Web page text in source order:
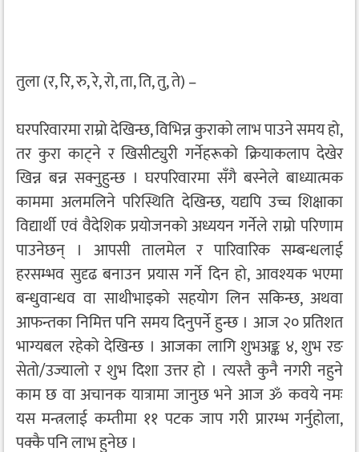
तुला (र, रि, रु, रे, रो, ता, ति, तु, ते) –
घरपरिवारमा राम्रो देखिन्छ, विभिन्न कुराको लाभ पाउने समय हो,
तर कुरा काट्ने र खिसीट्युरी गर्नेहरूको क्रियाकलाप देखेर
खिन्न बन्न सक्नुहुन्छ । घरपरिवारमा सँगै बस्नेले बाध्यात्मक
काममा अलमलिने परिस्थिति देखिन्छ, यद्यपि उच्च शिक्षाका
विद्यार्थी एवं वैदेशिक प्रयोजनको अध्ययन गर्नेले राम्रो परिणाम
पाउनेछन् । आपसी तालमेल र पारिवारिक सम्बन्धलाई
हरसम्भव सुदृढ बनाउन प्रयास गर्ने दिन हो, आवश्यक भएमा
बन्धुवान्धव वा साथीभाइको सहयोग लिन सकिन्छ, अथवा
आफन्तका निमित्त पनि समय दिनुपर्ने हुन्छ । आज २० प्रतिशत
भाग्यबल रहेको देखिन्छ । आजका लागि शुभअङ्क ४, शुभ रङ
सेतो/उज्यालो र शुभ दिशा उत्तर हो । त्यस्तै कुनै नगरी नहुने
काम छ वा अचानक यात्रामा जानुछ भने आज ॐ कवये नमः
यस मन्त्रलाई कम्तीमा ११ पटक जाप गरी प्रारम्भ गर्नुहोला,
पक्कै पनि लाभ हुनेछ ।